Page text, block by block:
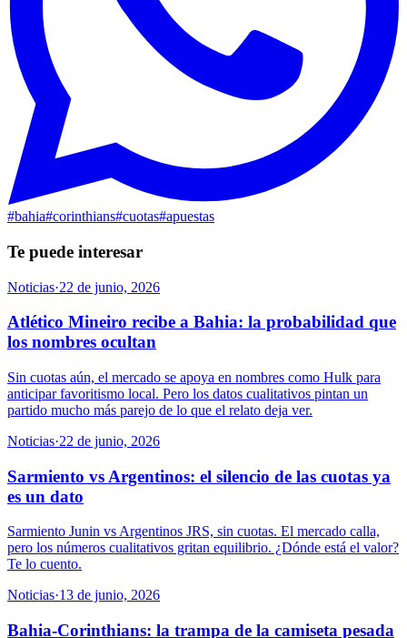
#bahia#corinthians#cuotas#apuestas
Te puede interesar
Noticias·22 de junio, 2026
Atlético Mineiro recibe a Bahia: la probabilidad que
los nombres ocultan
Sin cuotas aún, el mercado se apoya en nombres como Hulk para
anticipar favoritismo local. Pero los datos cualitativos pintan un
partido mucho más parejo de lo que el relato deja ver.
Noticias·22 de junio, 2026
Sarmiento vs Argentinos: el silencio de las cuotas ya
es un dato
Sarmiento Junin vs Argentinos JRS, sin cuotas. El mercado calla,
pero los números cualitativos gritan equilibrio. ¿Dónde está el valor?
Te lo cuento.
Noticias·13 de junio, 2026
Bahia-Corinthians: la trampa de la camiseta pesada